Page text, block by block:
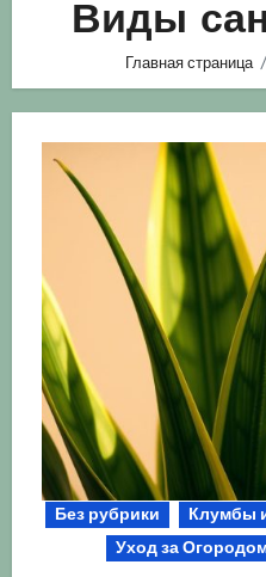
Виды
Главная страница
Без рубрики
Клумбы
Уход за